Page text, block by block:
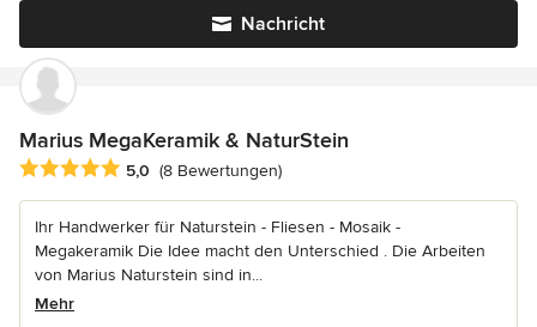
Nachricht
Marius MegaKeramik & NaturStein
Durchschnittliche Bewertung: 5 von 5 Sternen
5,0 (8 Bewertungen)
Ihr Handwerker für Naturstein - Fliesen - Mosaik -
Megakeramik Die Idee macht den Unterschied . Die Arbeiten
von Marius Naturstein sind in...
Mehr